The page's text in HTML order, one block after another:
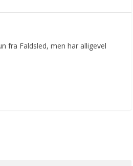
fra Faldsled, men har alligevel